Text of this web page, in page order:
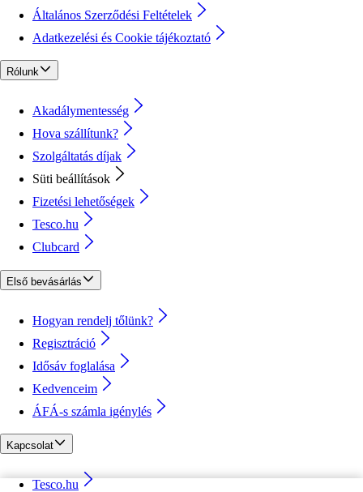
Általános Szerződési Feltételek
Adatkezelési és Cookie tájékoztató
Rólunk
Akadálymentesség
Hova szállítunk?
Szolgáltatás díjak
Süti beállítások
Fizetési lehetőségek
Tesco.hu
Clubcard
Első bevásárlás
Hogyan rendelj tőlünk?
Regisztráció
Idősáv foglalása
Kedvenceim
ÁFÁ-s számla igénylés
Kapcsolat
Tesco.hu